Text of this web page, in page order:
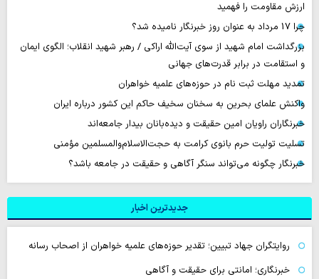
ارزش مقاومت را فهمید
چرا 17 مرداد به عنوان روز خبرنگار نامیده شد؟
بزرگداشت امام شهید از سوی آیت‌الله اراکی / رهبر شهید انقلاب؛ الگوی ایمان
و استقامت در برابر قدرت‌های جهانی
تمدید مهلت ثبت نام در حوزه‌های علمیه خواهران
واکنش علمای بحرین به سخنان سخیف حاکم این کشور درباره ایران
خبرنگاران راویان امین حقیقت و دیده‌بانان بیدار جامعه‌اند
تسلیت تولیت حرم بانوی کرامت به حجت‌الاسلام‌والمسلمین مؤمنی
خبرنگار چگونه می‌تواند سنگر آگاهی و حقیقت در جامعه باشد؟
جدیدترین اخبار
روایتگران جهاد تبیین؛ تقدیر حوزه‌های علمیه خواهران از اصحاب رسانه
خبرنگاری؛ امانتی برای حقیقت و آگاهی